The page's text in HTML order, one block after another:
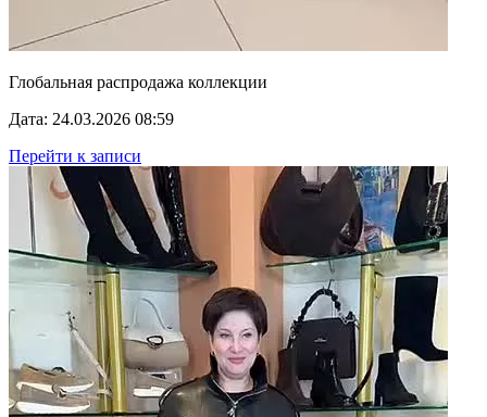
Глобальная распродажа коллекции
Дата: 24.03.2026 08:59
Перейти к записи